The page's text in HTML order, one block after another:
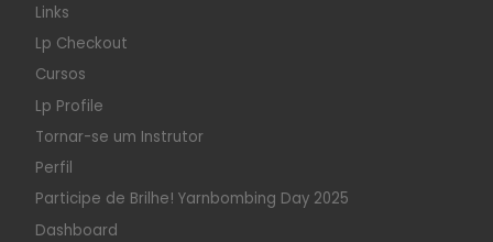
Links
Lp Checkout
Cursos
Lp Profile
Tornar-se um Instrutor
Perfil
Participe de Brilhe! Yarnbombing Day 2025
Dashboard